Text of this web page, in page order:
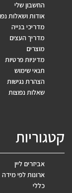
החשבון שלי
אודות ושאלות
מדריכי בנייה
מדריך העצים
מוצרים
מדיניות פרטיות
תנאי שימוש
הצהרת נגישות
שאלות נפוצות
קטגוריות
אביזרים ליין
ארונות לפי מידה
כללי